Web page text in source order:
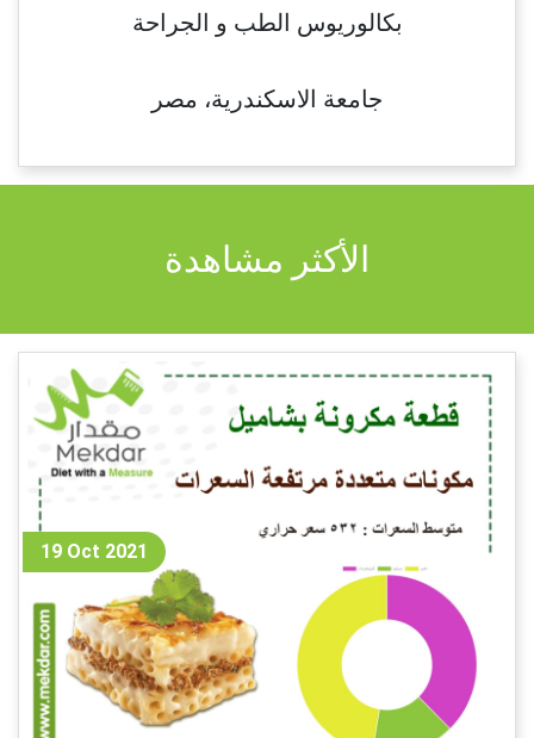
بكالوريوس الطب و الجراحة
جامعة الاسكندرية، مصر
الأكثر مشاهدة
19 Oct 2021